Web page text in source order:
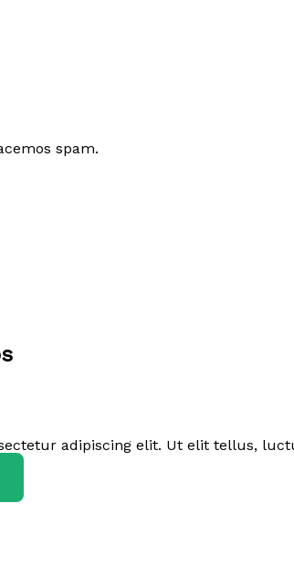
spam.
adipiscing elit. Ut elit tellus,